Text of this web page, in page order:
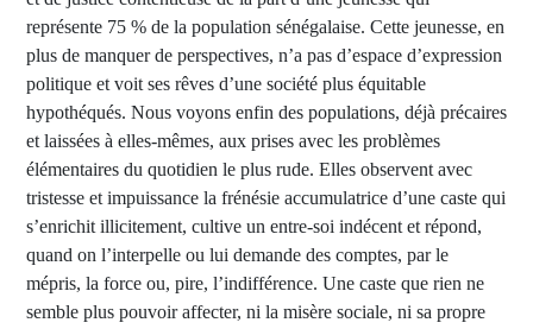
représente 75 % de la population sénégalaise. Cette jeunesse, en
plus de manquer de perspectives, n’a pas d’espace d’expression
politique et voit ses rêves d’une société plus équitable
hypothéqués. Nous voyons enfin des populations, déjà précaires
et laissées à elles-mêmes, aux prises avec les problèmes
élémentaires du quotidien le plus rude. Elles observent avec
tristesse et impuissance la frénésie accumulatrice d’une caste qui
s’enrichit illicitement, cultive un entre-soi indécent et répond,
quand on l’interpelle ou lui demande des comptes, par le
mépris, la force ou, pire, l’indifférence. Une caste que rien ne
semble plus pouvoir affecter, ni la misère sociale, ni sa propre